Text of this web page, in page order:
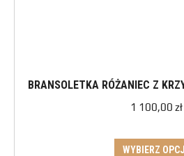
BRANSOLETKA RÓŻANIEC Z
1 100,00 zł
WYBIERZ